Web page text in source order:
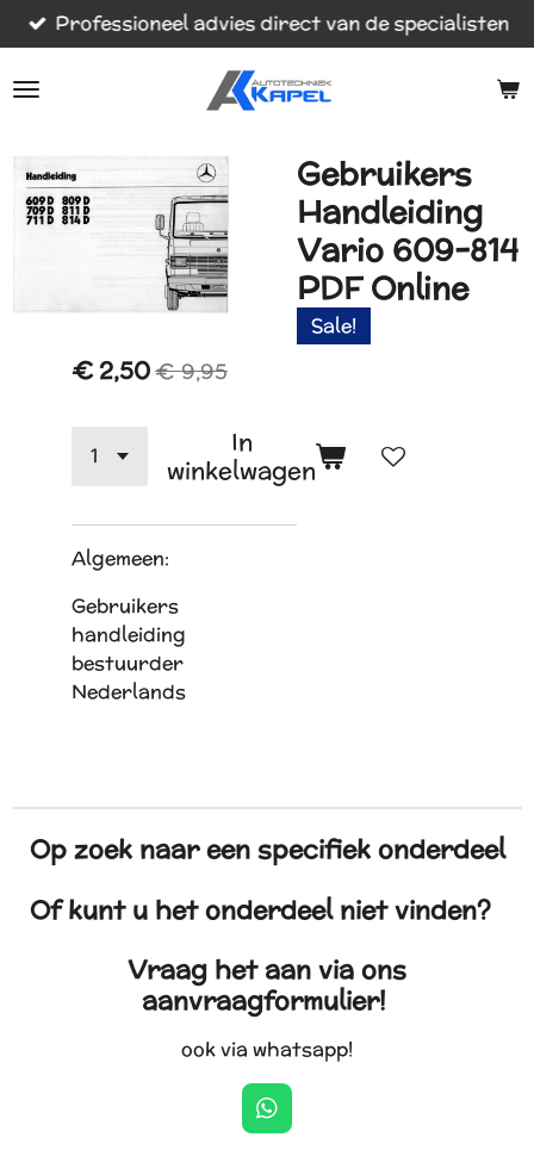
Ga
direct
naar
Professioneel advies direct van de specialisten
Gebruikers
Handleiding
Vario 609-814
PDF Online
Sale!
€ 2,50€ 9,95
In
winkelwagen
Algemeen:
Gebruikers
handleiding
bestuurder
Nederlands
Op zoek naar een specifiek onderdeel
Of kunt u het onderdeel niet vinden?
Vraag het aan via ons
aanvraagformulier!
ook via whatsapp!
W
h